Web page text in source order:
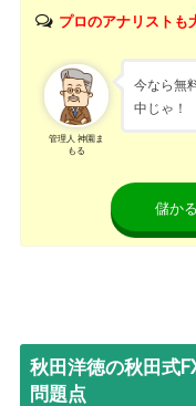
プロのアナリストも
管理人 神園ま
もる
今なら無
中じゃ！
儲か
秋田洋徳の秋田式
問題点